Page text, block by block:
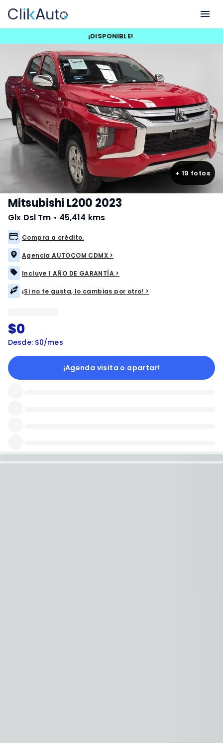
¡DISPONIBLE!
+ 19 fotos
Mitsubishi L200 2023
Glx Dsl Tm • 45,414 kms
Compra a crédito.
Agencia AUTOCOM CDMX >
Incluye 1 AÑO DE GARANTÍA >
¡Si no te gusta, lo cambias por otro! >
$0
Desde: $0/mes
¡Agenda visita o apartar!